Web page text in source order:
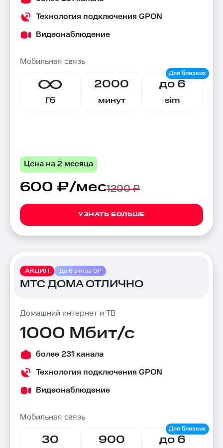
Технология подключения GPON
Видеонаблюдение
Мобильная связь
Гб
2000
минут
до 6
sim
Цена на 2 месяца
600 ₽/мес1200 ₽
УЗНАТЬ БОЛЬШЕ
АКЦИЯ До 6 sim за 0₽
МТС ДОМА ОТЛИЧНО
Домашний интернет и ТВ
1000 Мбит/с
более 231 канала
Технология подключения GPON
Видеонаблюдение
Мобильная связь
30 900 до 6